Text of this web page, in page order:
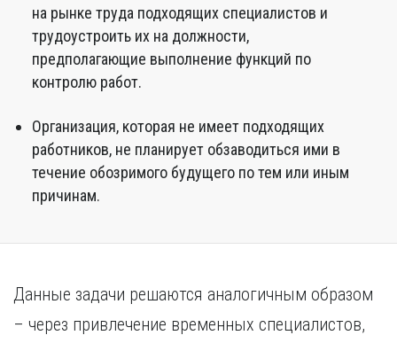
на рынке труда подходящих специалистов и
трудоустроить их на должности,
предполагающие выполнение функций по
контролю работ.
Организация, которая не имеет подходящих
работников, не планирует обзаводиться ими в
течение обозримого будущего по тем или иным
причинам.
Данные задачи решаются аналогичным образом
– через привлечение временных специалистов,